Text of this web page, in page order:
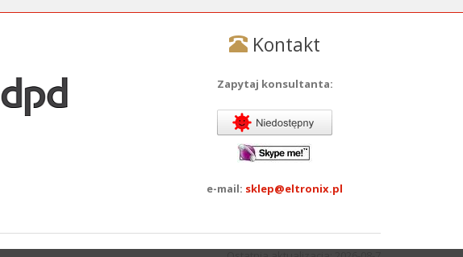
Kontakt
Zapytaj konsultanta:
e-mail: sklep@eltronix.pl